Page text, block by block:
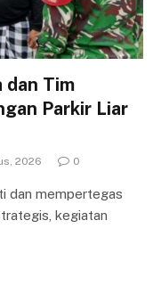
dan Tim
Parkir Liar
2026 0
dan mempertegas
kegiatan